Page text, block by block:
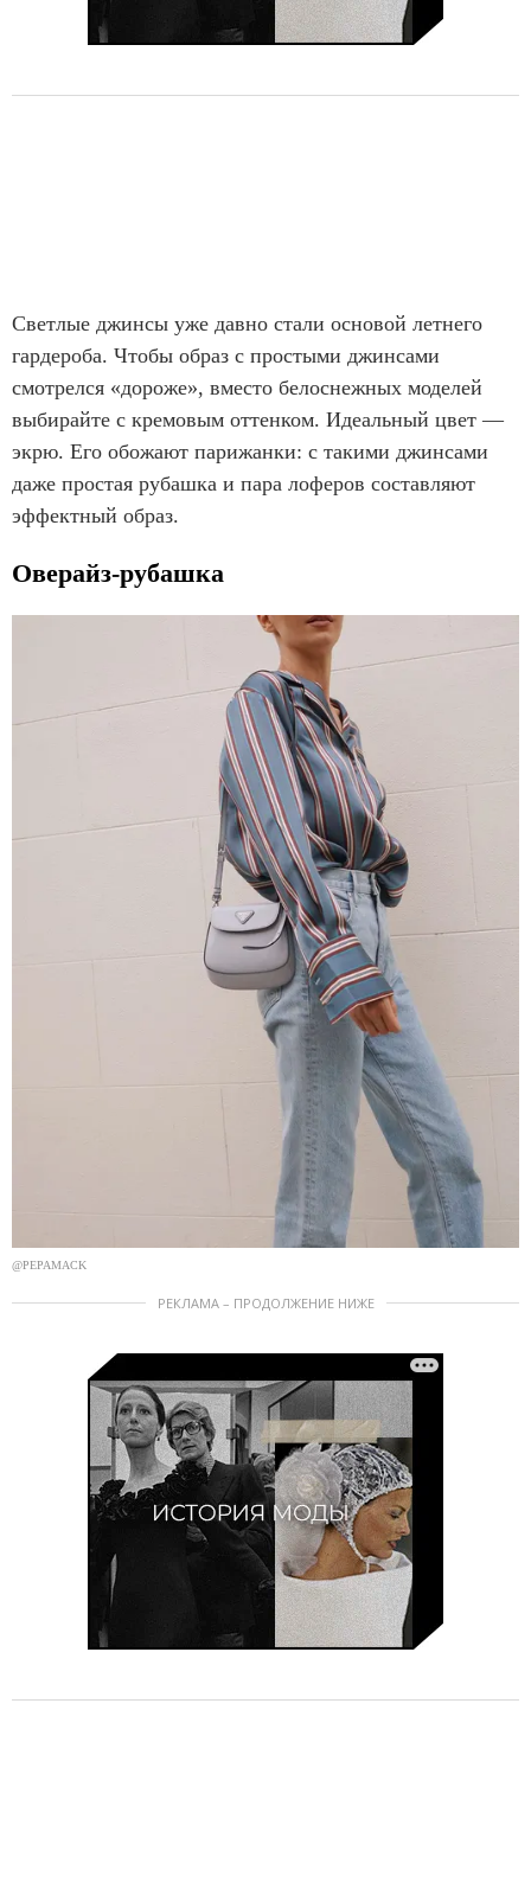
Светлые джинсы уже давно стали основой летнего
гардероба. Чтобы образ с простыми джинсами
смотрелся «дороже», вместо белоснежных моделей
выбирайте с кремовым оттенком. Идеальный цвет —
экрю. Его обожают парижанки: с такими джинсами
даже простая рубашка и пара лоферов составляют
эффектный образ.
Оверайз-рубашка
@PEPAMACK
РЕКЛАМА – ПРОДОЛЖЕНИЕ НИЖЕ